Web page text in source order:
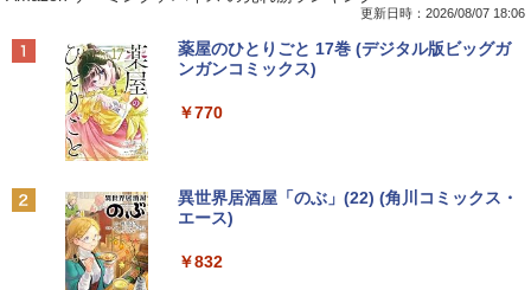
WiFi 12LCD(1920x1200)】【ECセンタ
￥22,980
ノートパソコン Lenovo ThinkPad L570
第6世代Core i5 メモリ16GB SSD256GB
カメラ DVD Bluetooth 15.6インチWind
第6世代 | Core i5 6500 3.2(～最大3.6)G
チ | Win11Pro64Bit
2
貴重 英語/中国語/日本語版 WINDOWS X
P SP3 / WIN7 /WIN10 インストール（購
入時選択） シルアル RS232C 省スペー
5 3.1Gヘルツ以上 2Gメモリー DELL 7
ア フルHD PHILIPS 243V7Q ブラック V
済み 送料無料 30日保証
2
アースドリームス 厳選おまかせモニター
21.5型〜27型ワイド 【HDMI対応 / FULL
HD解像度】 大手メーカー液晶 (Dell/HP/
witch PS4 PS5対応 【整備済み中古品】
￥1,760
￥572
Anker Soundcore P40i ブラック
Anker Soundcore P31i ブラック
BRUCE WAYNE feat. Flo Milli, ATL Jacob
[Explicit]
￥250
BRUCE WAYNE feat. Flo Milli, ATL Jacob
[Explicit]
￥250
【Amazon.co.jp限定】 い・ろ・は・す 2L P
ET ラベルレス ×8本
￥1,112
by Amazon 天然水 ラベルレス 500ml ×24本
富士山の天然水 バナジウム含有 水 ミネラル
ットル (Smart Basic)
更新日時：2026/08/07 18:06
薬屋のひとりごと 17巻 (デジタル版ビッグガ
ンガンコミックス)
￥770
異世界居酒屋「のぶ」(22) (角川コミックス・
エース)
￥832